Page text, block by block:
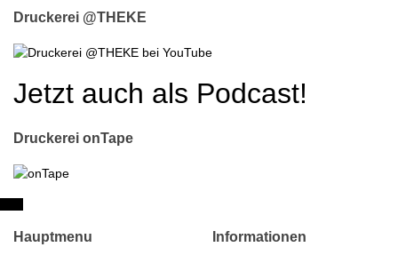
Druckerei @THEKE
Jetzt auch als Podcast!
Druckerei onTape
Hauptmenu Informationen